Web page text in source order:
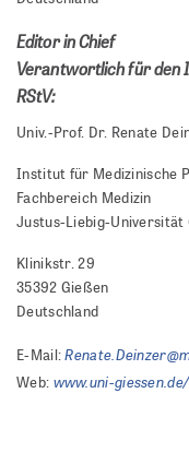
Editor in Chief
Verantwortlich für den
RStV:
Univ.-Prof. Dr. Renate
Institut für Medizinische
Fachbereich Medizin
Justus-Liebig-Universität
Klinikstr. 29
35392 Gießen
Deutschland
E-Mail:
Web: www.uni-